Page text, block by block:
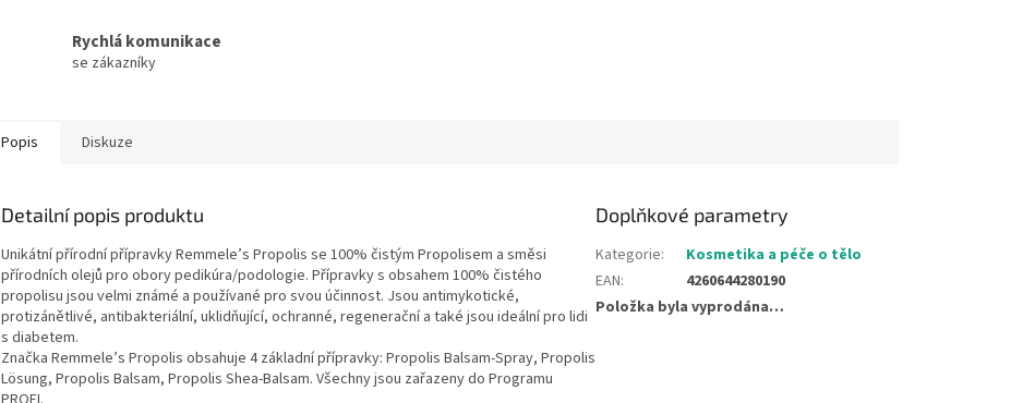
Rychlá komunikace
se zákazníky
Popis Diskuze
Detailní popis produktu
Unikátní přírodní přípravky Remmele’s Propolis se 100% čistým Propolisem a směsi
přírodních olejů pro obory pedikúra/podologie. Přípravky s obsahem 100% čistého
propolisu jsou velmi známé a používané pro svou účinnost. Jsou antimykotické,
protizánětlivé, antibakteriální, uklidňující, ochranné, regenerační a také jsou ideální pro lidi
s diabetem.
Značka Remmele’s Propolis obsahuje 4 základní přípravky: Propolis Balsam-Spray, Propolis
Lösung, Propolis Balsam, Propolis Shea-Balsam. Všechny jsou zařazeny do Programu
Doplňkové parametry
Kategorie:
Kosmetika a péče o tělo
EAN:
4260644280190
Položka byla vyprodána…